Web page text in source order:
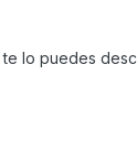
lo puedes